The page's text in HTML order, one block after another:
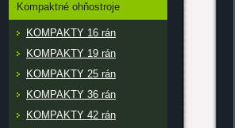
Kompaktné ohňostroje
KOMPAKTY 16 rán
KOMPAKTY 19 rán
KOMPAKTY 25 rán
KOMPAKTY 36 rán
KOMPAKTY 42 rán